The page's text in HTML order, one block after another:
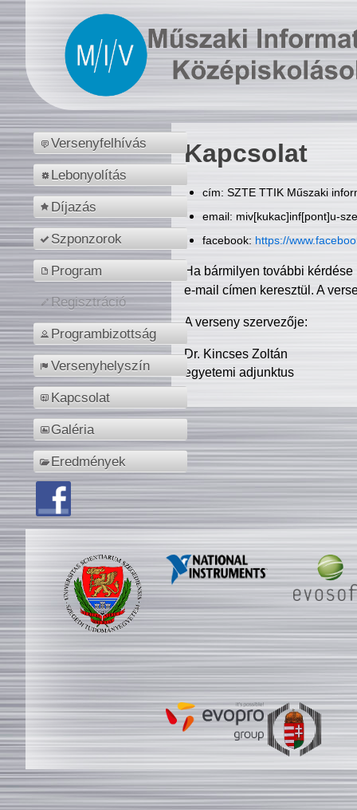
Versenyfelhívás
Lebonyolítás
Díjazás
Szponzorok
Program
Regisztráció
Programbizottság
Versenyhelyszín
Kapcsolat
Galéria
Eredmények
Kapcsolat
cím: SZTE TTIK Műszaki
email: miv[kukac]inf[pont]u-
facebook: https://
Ha bármilyen további
e-mail címen keresztül. A
A verseny szervezője:
Dr. Kincses Zoltán
egyetemi adjunktus